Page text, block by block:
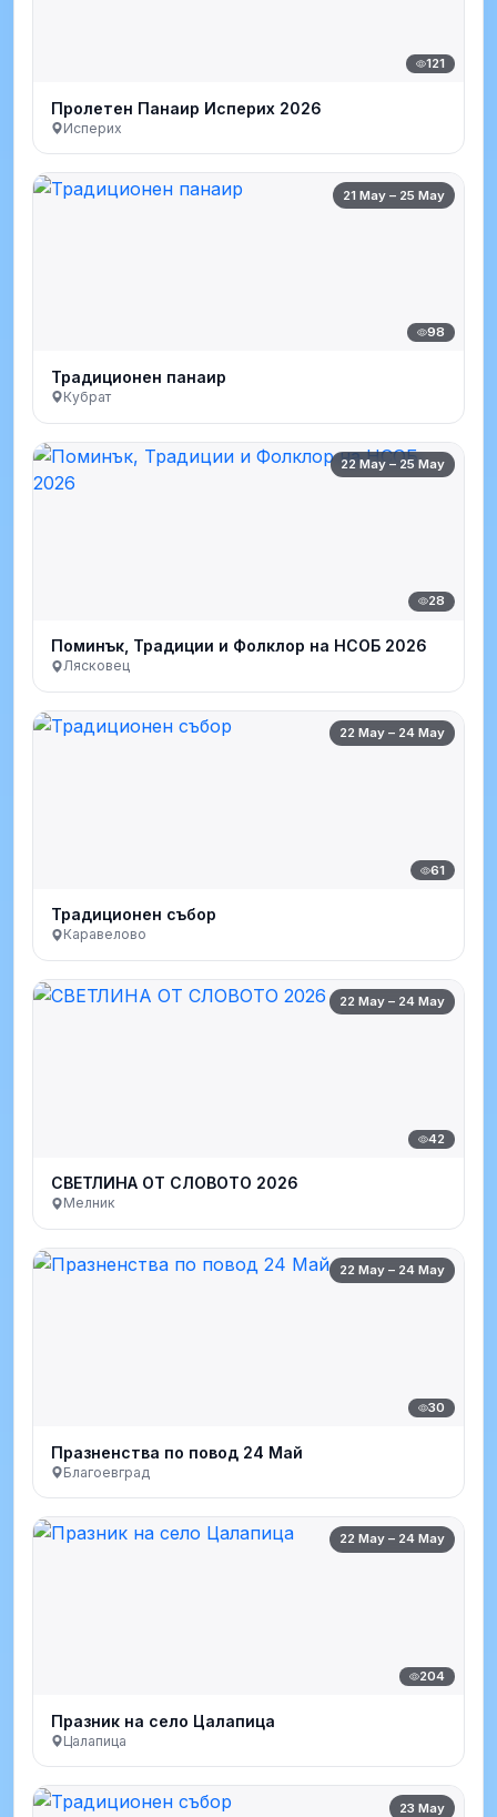
121
Пролетен Панаир Исперих 2026
Исперих
21 May – 25 May
98
Традиционен панаир
Кубрат
22 May – 25 May
28
Поминък, Традиции и Фолклор на НСОБ 2026
Лясковец
22 May – 24 May
61
Традиционен събор
Каравелово
22 May – 24 May
42
СВЕТЛИНА ОТ СЛОВОТО 2026
Мелник
22 May – 24 May
30
Празненства по повод 24 Май
Благоевград
22 May – 24 May
204
Празник на село Цалапица
Цалапица
23 May